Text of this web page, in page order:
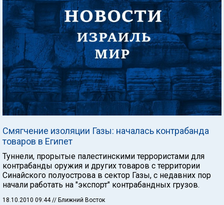
Смягчение изоляции Газы: началась контрабанда
товаров в Египет
Туннели, прорытые палестинскими террористами для
контрабанды оружия и других товаров с территории
Синайского полуострова в сектор Газы, с недавних пор
начали работать на "экспорт" контрабандных грузов.
18.10.2010 09:44// Ближний Восток